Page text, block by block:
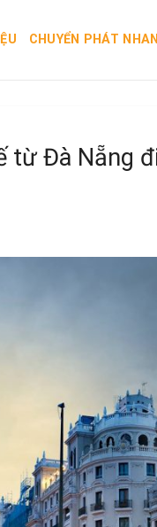
CHUYỂN PHÁT
từ Đà Nẵng